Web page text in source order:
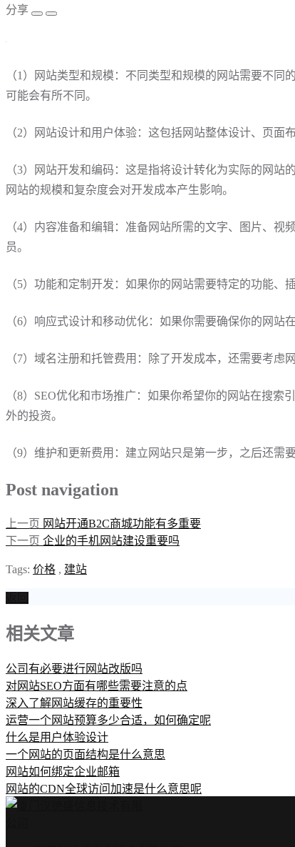
分享
（1）网站类型和规模：不同类型和规模的网站需要不
可能会有所不同。
（2）网站设计和用户体验：这包括网站整体设计、页
（3）网站开发和编码：这是指将设计转化为实际的网站
网站的规模和复杂度会对开发成本产生影响。
（4）内容准备和编辑：准备网站所需的文字、图片、
员。
（5）功能和定制开发：如果你的网站需要特定的功能、
（6）响应式设计和移动优化：如果你需要确保你的网
（7）域名注册和托管费用：除了开发成本，还需要考
（8）SEO优化和市场推广：如果你希望你的网站在搜
外的投资。
（9）维护和更新费用： 建立网站只是第一步，之后还需
Post navigation
上一页 网站开通B2C商城功能有多重要
下一页 企业的手机网站建设重要吗
Tags: 价格 , 建站
相关文章
公司有必要进行网站改版吗
对网站SEO方面有哪些需要注意的点
深入了解网站缓存的重要性
运营一个网站预算多少合适，如何确定呢
什么是用户体验设计
一个网站的页面结构是什么意思
网站如何绑定企业邮箱
网站的CDN全球访问加速是什么意思呢